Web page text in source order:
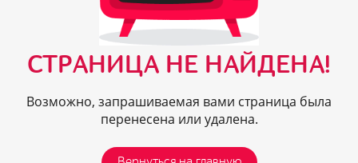
СТРАНИЦА НЕ НАЙДЕНА!
Возможно, запрашиваемая вами страница была
перенесена или удалена.